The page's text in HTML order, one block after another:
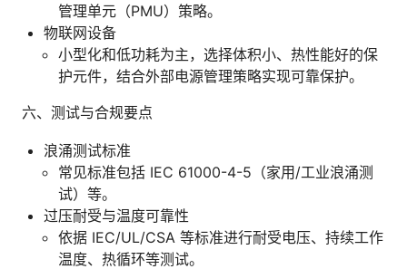
管理单元（PMU）策略。
物联网设备
小型化和低功耗为主，选择体积小、热性能好的保
护元件，结合外部电源管理策略实现可靠保护。
六、测试与合规要点
浪涌测试标准
常见标准包括 IEC 61000-4-5（家用/工业浪涌测
试）等。
过压耐受与温度可靠性
依据 IEC/UL/CSA 等标准进行耐受电压、持续工作
温度、热循环等测试。